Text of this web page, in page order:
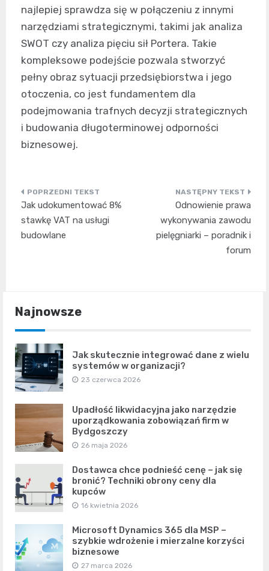
najlepiej sprawdza się w połączeniu z innymi
narzędziami strategicznymi, takimi jak analiza
SWOT czy analiza pięciu sił Portera. Takie
kompleksowe podejście pozwala stworzyć
pełny obraz sytuacji przedsiębiorstwa i jego
otoczenia, co jest fundamentem dla
podejmowania trafnych decyzji strategicznych
i budowania długoterminowej odporności
biznesowej.
Nawigacja
wpisu
Jak udokumentować 8%
stawkę VAT na usługi
budowlane
Odnowienie prawa
wykonywania zawodu
pielęgniarki – poradnik i
forum
Najnowsze
Jak skutecznie integrować dane z wielu
systemów w organizacji?
23 czerwca 2026
Upadłość likwidacyjna jako narzędzie
uporządkowania zobowiązań firm w
Bydgoszczy
26 maja 2026
Dostawca chce podnieść cenę – jak się
bronić? Techniki obrony ceny dla
kupców
16 kwietnia 2026
Microsoft Dynamics 365 dla MSP –
szybkie wdrożenie i mierzalne korzyści
biznesowe
27 marca 2026